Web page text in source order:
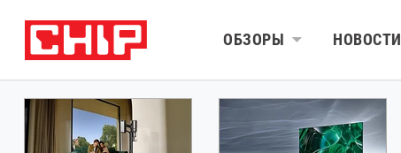
ОБЗОРЫ НОВОСТИ